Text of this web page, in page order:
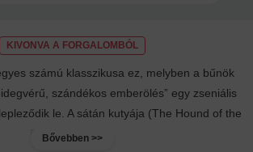
számú klasszikusa ez, melyben a bűnök
szándékos emberölés” egy zseniális
le. A sátán kutyája (The Hound of the
Baskervilles) a...
Bővebben >>
KIVONVA A FORGALOMBÓL